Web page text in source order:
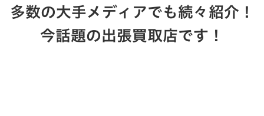
多数の大手メディアでも続々紹介！
今話題の出張買取店です！